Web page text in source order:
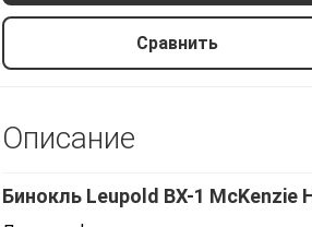
Сравнить
Описание
Бинокль Leupold BX-1 McKenzie